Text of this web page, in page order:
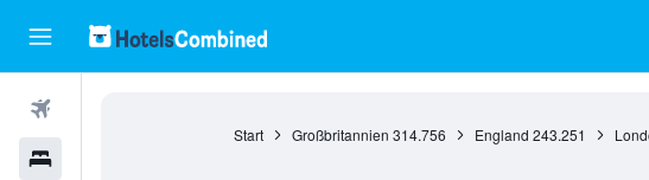
Start Großbritannien 314.756 England 243.251